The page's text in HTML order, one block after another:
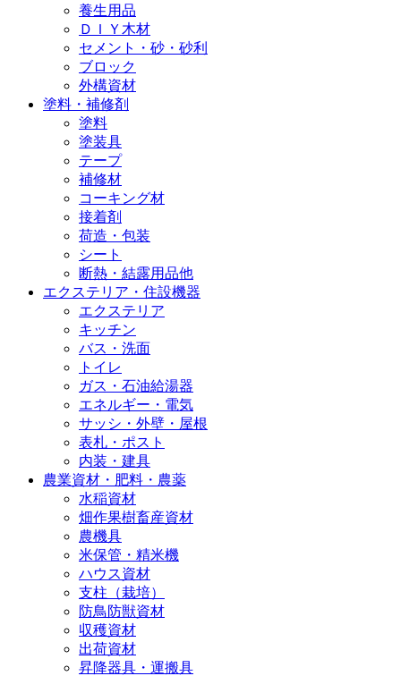
養生用品
ＤＩＹ木材
セメント・砂・砂利
ブロック
外構資材
塗料・補修剤
塗料
塗装具
テープ
補修材
コーキング材
接着剤
荷造・包装
シート
断熱・結露用品他
エクステリア・住設機器
エクステリア
キッチン
バス・洗面
トイレ
ガス・石油給湯器
エネルギー・電気
サッシ・外壁・屋根
表札・ポスト
内装・建具
農業資材・肥料・農薬
水稲資材
畑作果樹畜産資材
農機具
米保管・精米機
ハウス資材
支柱（栽培）
防鳥防獣資材
収穫資材
出荷資材
昇降器具・運搬具